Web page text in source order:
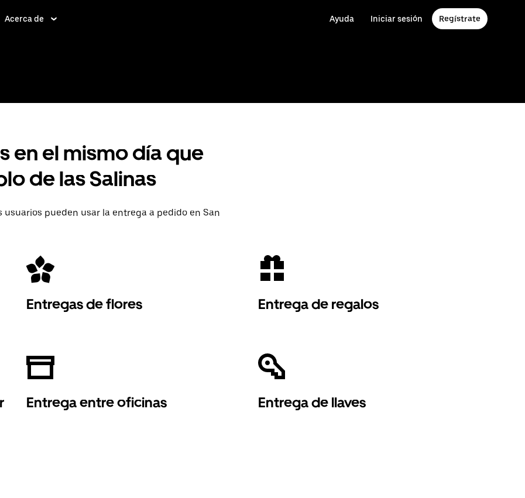
Acerca de Ayuda Iniciar sesión Regístrate
en el mismo día que
de las Salinas
pueden usar la entrega a pedido en San
Entregas de flores Entrega de regalos
Entrega entre oficinas Entrega de llaves